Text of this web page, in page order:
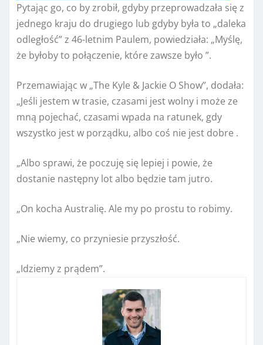
Pytając go, co by zrobił, gdyby przeprowadzała się z
jednego kraju do drugiego lub gdyby była to „daleka
odległość” z 46-letnim Paulem, powiedziała: „Myślę,
że byłoby to połączenie, które zawsze było ”.
Przemawiając w „The Kyle & Jackie O Show”, dodała:
„Jeśli jestem w trasie, czasami jest wolny i może ze
mną pojechać, czasami wpada na ratunek, gdy
wszystko jest w porządku, albo coś nie jest dobre .
„Albo sprawi, że poczuję się lepiej i powie, że
dostanie następny lot albo będzie tam jutro.
„On kocha Australię. Ale my po prostu to robimy.
„Nie wiemy, co przyniesie przyszłość.
„Idziemy z prądem”.